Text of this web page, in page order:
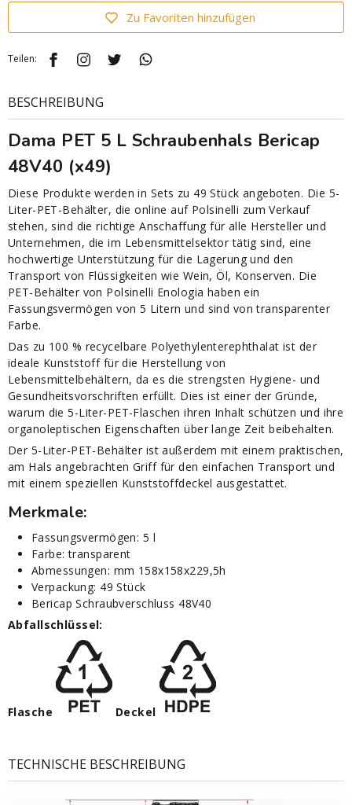
Zu Favoriten hinzufügen
Teilen:
BESCHREIBUNG
Dama PET 5 L Schraubenhals Bericap
48V40 (x49)
Diese Produkte werden in Sets zu 49 Stück angeboten. Die 5-
Liter-PET-Behälter, die online auf Polsinelli zum Verkauf
stehen, sind die richtige Anschaffung für alle Hersteller und
Unternehmen, die im Lebensmittelsektor tätig sind, eine
hochwertige Unterstützung für die Lagerung und den
Transport von Flüssigkeiten wie Wein, Öl, Konserven. Die
PET-Behälter von Polsinelli Enologia haben ein
Fassungsvermögen von 5 Litern und sind von transparenter
Farbe.
Das zu 100 % recycelbare Polyethylenterephthalat ist der
ideale Kunststoff für die Herstellung von
Lebensmittelbehältern, da es die strengsten Hygiene- und
Gesundheitsvorschriften erfüllt. Dies ist einer der Gründe,
warum die 5-Liter-PET-Flaschen ihren Inhalt schützen und ihre
organoleptischen Eigenschaften über lange Zeit beibehalten.
Der 5-Liter-PET-Behälter ist außerdem mit einem praktischen,
am Hals angebrachten Griff für den einfachen Transport und
mit einem speziellen Kunststoffdeckel ausgestattet.
Merkmale:
Fassungsvermögen: 5 l
Farbe: transparent
Abmessungen: mm 158x158x229,5h
Verpackung: 49 Stück
Bericap Schraubverschluss 48V40
Abfallschlüssel:
Flasche Deckel
TECHNISCHE BESCHREIBUNG